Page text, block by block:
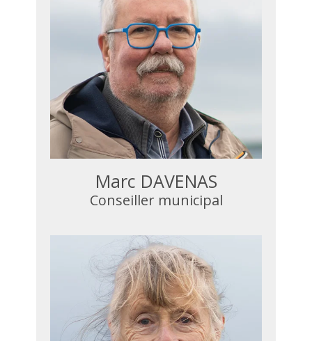
Marc DAVENAS
Conseiller municipal